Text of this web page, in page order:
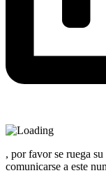
, por favor se ruega
comunicarse a este